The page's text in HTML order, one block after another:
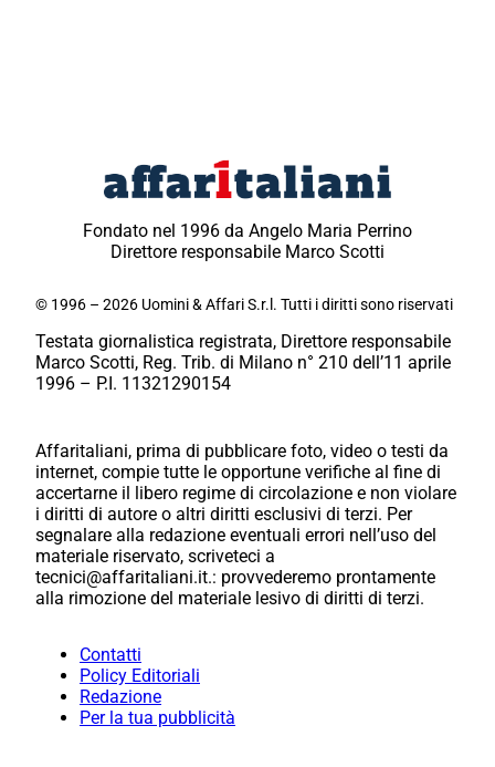
Fondato nel 1996 da Angelo Maria Perrino
Direttore responsabile Marco Scotti
© 1996 – 2026 Uomini & Affari S.r.l. Tutti i diritti sono riservati
Testata giornalistica registrata, Direttore responsabile
Marco Scotti, Reg. Trib. di Milano n° 210 dell’11 aprile
1996 – P.I. 11321290154
Affaritaliani, prima di pubblicare foto, video o testi da
internet, compie tutte le opportune verifiche al fine di
accertarne il libero regime di circolazione e non violare
i diritti di autore o altri diritti esclusivi di terzi. Per
segnalare alla redazione eventuali errori nell’uso del
materiale riservato, scriveteci a
tecnici@affaritaliani.it.: provvederemo prontamente
alla rimozione del materiale lesivo di diritti di terzi.
Contatti
Policy Editoriali
Redazione
Per la tua pubblicità